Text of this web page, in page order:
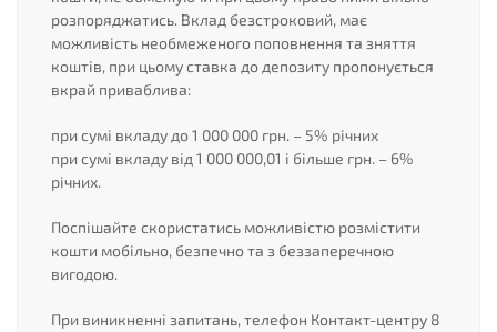
розпоряджатись. Вклад безстроковий, має
можливість необмеженого поповнення та зняття
коштів, при цьому ставка до депозиту пропонується
вкрай приваблива:
при сумі вкладу до 1 000 000 грн. – 5% річних
при сумі вкладу від 1 000 000,01 і більше грн. – 6%
річних.
Поспішайте скористатись можливістю розмістити
кошти мобільно, безпечно та з беззаперечною
вигодою.
При виникненні запитань, телефон Контакт-центру 8